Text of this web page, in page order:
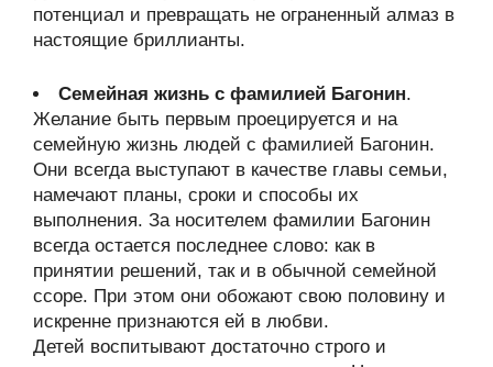
потенциал и превращать не ограненный алмаз в
настоящие бриллианты.
Семейная жизнь с фамилией Багонин.
Желание быть первым проецируется и на
семейную жизнь людей с фамилией Багонин.
Они всегда выступают в качестве главы семьи,
намечают планы, сроки и способы их
выполнения. За носителем фамилии Багонин
всегда остается последнее слово: как в
принятии решений, так и в обычной семейной
ссоре. При этом они обожают свою половину и
искренне признаются ей в любви.
Детей воспитывают достаточно строго и